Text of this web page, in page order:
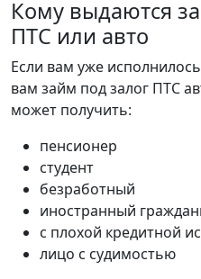
Кому выдаются
ПТС или авто
Если вам уже
вам займ под залог ПТС
может получить:
пенсионер
студент
безработный
иностранный
с плохой кредитной
лицо с судимостью